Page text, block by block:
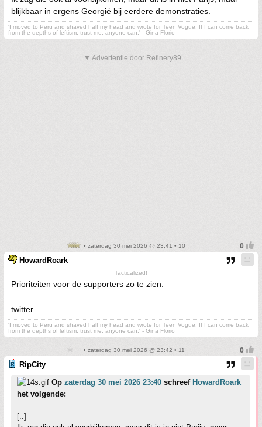
blijkbaar in ergens Georgië bij eerdere demonstraties.
'I moved to Peru and shaved half my head and wrote for Teen Vogue. If I can come back
from the depths of leftism, trust me, anyone can.' - Gina Florio
▼ Advertentie door Refinery89
• zaterdag 30 mei 2026 @ 23:41 • 10
HowardRoark
Tacticalized!
Prioriteiten voor de supporters zo te zien.
twitter
'I moved to Peru and shaved half my head and wrote for Teen Vogue. If I can come back
from the depths of leftism, trust me, anyone can.' - Gina Florio
• zaterdag 30 mei 2026 @ 23:42 • 11
RipCity
Op zaterdag 30 mei 2026 23:40 schreef HowardRoark
het volgende:
[..]